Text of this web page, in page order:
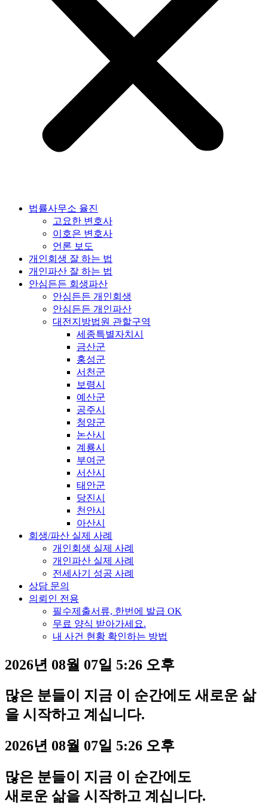
법률사무소 율진
고요한 변호사
이호은 변호사
언론 보도
개인회생 잘 하는 법
개인파산 잘 하는 법
안심든든 회생파산
안심든든 개인회생
안심든든 개인파산
대전지방법원 관할구역
세종특별자치시
금산군
홍성군
서천군
보령시
예산군
공주시
청양군
논산시
계룡시
부여군
서산시
태안군
당진시
천안시
아산시
회생/파산 실제 사례
개인회생 실제 사례
개인파산 실제 사례
전세사기 성공 사례
상담 문의
의뢰인 전용
필수제출서류, 한번에 발급 OK
무료 양식 받아가세요.
내 사건 현황 확인하는 방법
2026년 08월 07일 5:26 오후
많은 분들이 지금 이 순간에도 새로운 삶
을 시작하고 계십니다.
2026년 08월 07일 5:26 오후
많은 분들이 지금 이 순간에도
새로운 삶을 시작하고 계십니다.